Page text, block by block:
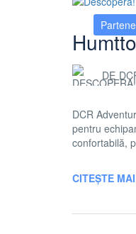
DE
DCR
pentru
confortabilă,
CITEȘTE